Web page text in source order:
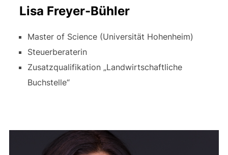
Lisa Freyer-Bühler
Master of Science (Universität Hohenheim)
Steuerberaterin
Zusatzqualifikation „Landwirtschaftliche
Buchstelle“